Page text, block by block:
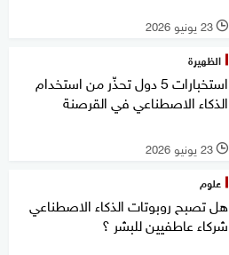
l 23 يونيو 2026
الظهيرة
استخبارات 5 دول تحذّر من استخدام
الذكاء الاصطناعي في القرصنة
l 23 يونيو 2026
علوم
هل تصبح روبوتات الذكاء الاصطناعي
شركاء عاطفيين للبشر ؟